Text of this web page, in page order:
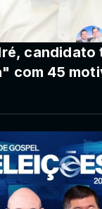
candidato
com 45